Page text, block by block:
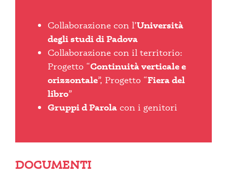
Collaborazione con l’Università
degli studi di Padova
Collaborazione con il territorio:
Progetto “Continuità verticale e
orizzontale”, Progetto “Fiera del
libro”
Gruppi d Parola con i genitori
DOCUMENTI